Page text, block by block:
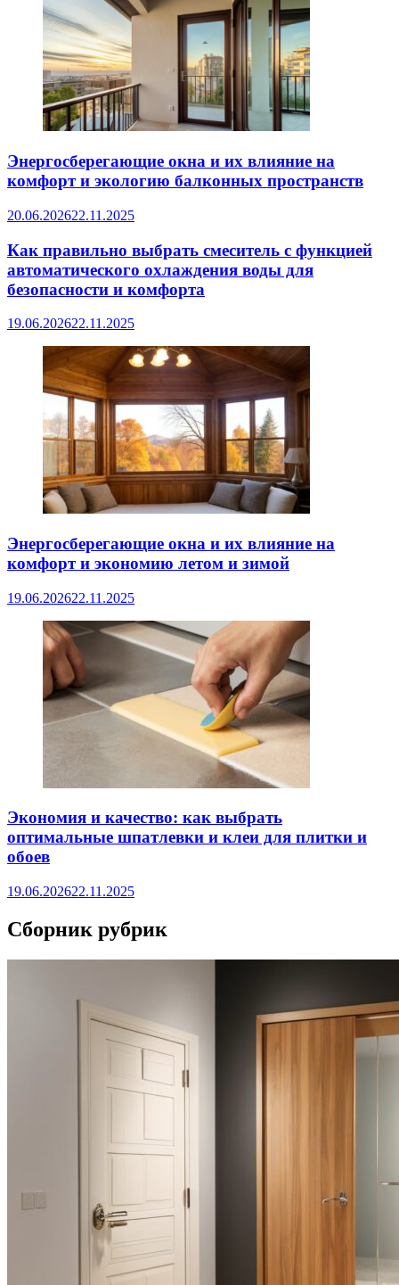
Энергосберегающие окна и их влияние на
комфорт и экологию балконных пространств
20.06.202622.11.2025
Как правильно выбрать смеситель с функцией
автоматического охлаждения воды для
безопасности и комфорта
19.06.202622.11.2025
Энергосберегающие окна и их влияние на
комфорт и экономию летом и зимой
19.06.202622.11.2025
Экономия и качество: как выбрать
оптимальные шпатлевки и клеи для плитки и
обоев
19.06.202622.11.2025
Сборник рубрик